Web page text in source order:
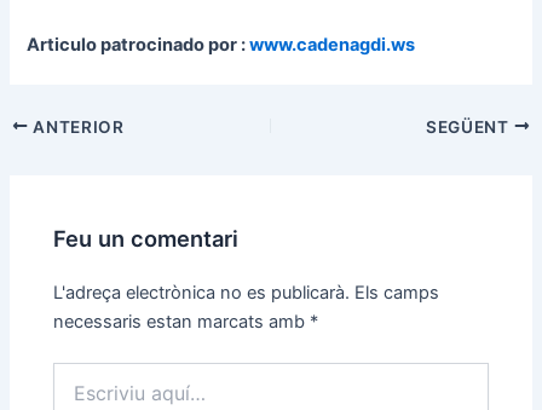
Articulo patrocinado por :www.cadenagdi.ws
Navegació
ANTERIOR SEGÜENT
Feu un comentari
L'adreça electrònica no es publicarà. Els camps
necessaris estan marcats amb *
aquí…